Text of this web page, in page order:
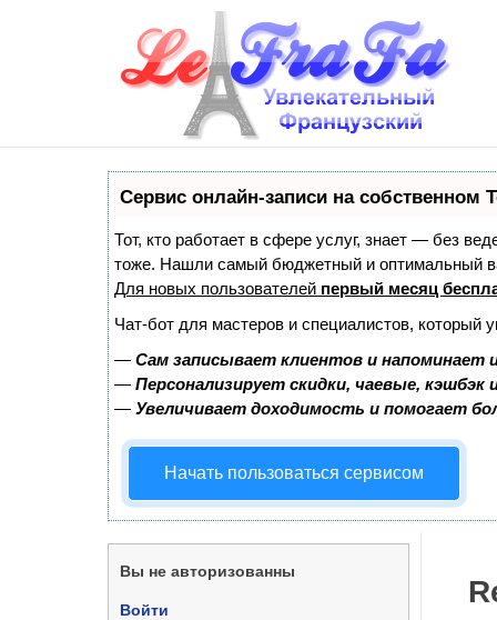
Сервис онлайн-записи на собственном
Тот, кто работает в сфере услуг, знает — без
тоже. Нашли самый бюджетный и оптимальный
Для новых пользователей первый месяц
Чат-бот для мастеров и специалистов, который
— Сам записывает клиентов и напоминает
— Персонализирует скидки, чаевые, кэшбэк
— Увеличивает доходимость и помогает
Начать пользоваться сервисом
Вы не авторизованны
Войти